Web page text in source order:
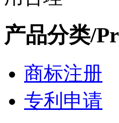
产品分类/
商标注册
专利申请